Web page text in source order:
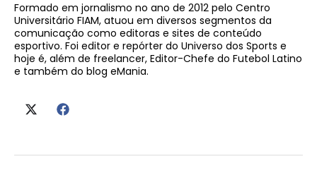
Formado em jornalismo no ano de 2012 pelo Centro
Universitário FIAM, atuou em diversos segmentos da
comunicação como editoras e sites de conteúdo
esportivo. Foi editor e repórter do Universo dos Sports e
hoje é, além de freelancer, Editor-Chefe do Futebol Latino
e também do blog eMania.